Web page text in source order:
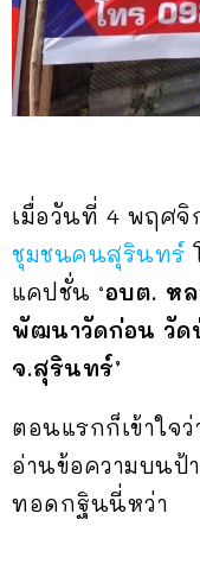
เมื่อวันที่ 4 พฤศจิ
ชุมชนคนสุรินทร์
แคปชั่น ‘อบต. ห
พัฒนาวัดก่อน วัด
จ.สุรินทร์’
ตอนแรกก็เข้าใจ
อ่านข้อความบนป้
ทอดกฐินนี่หว่า